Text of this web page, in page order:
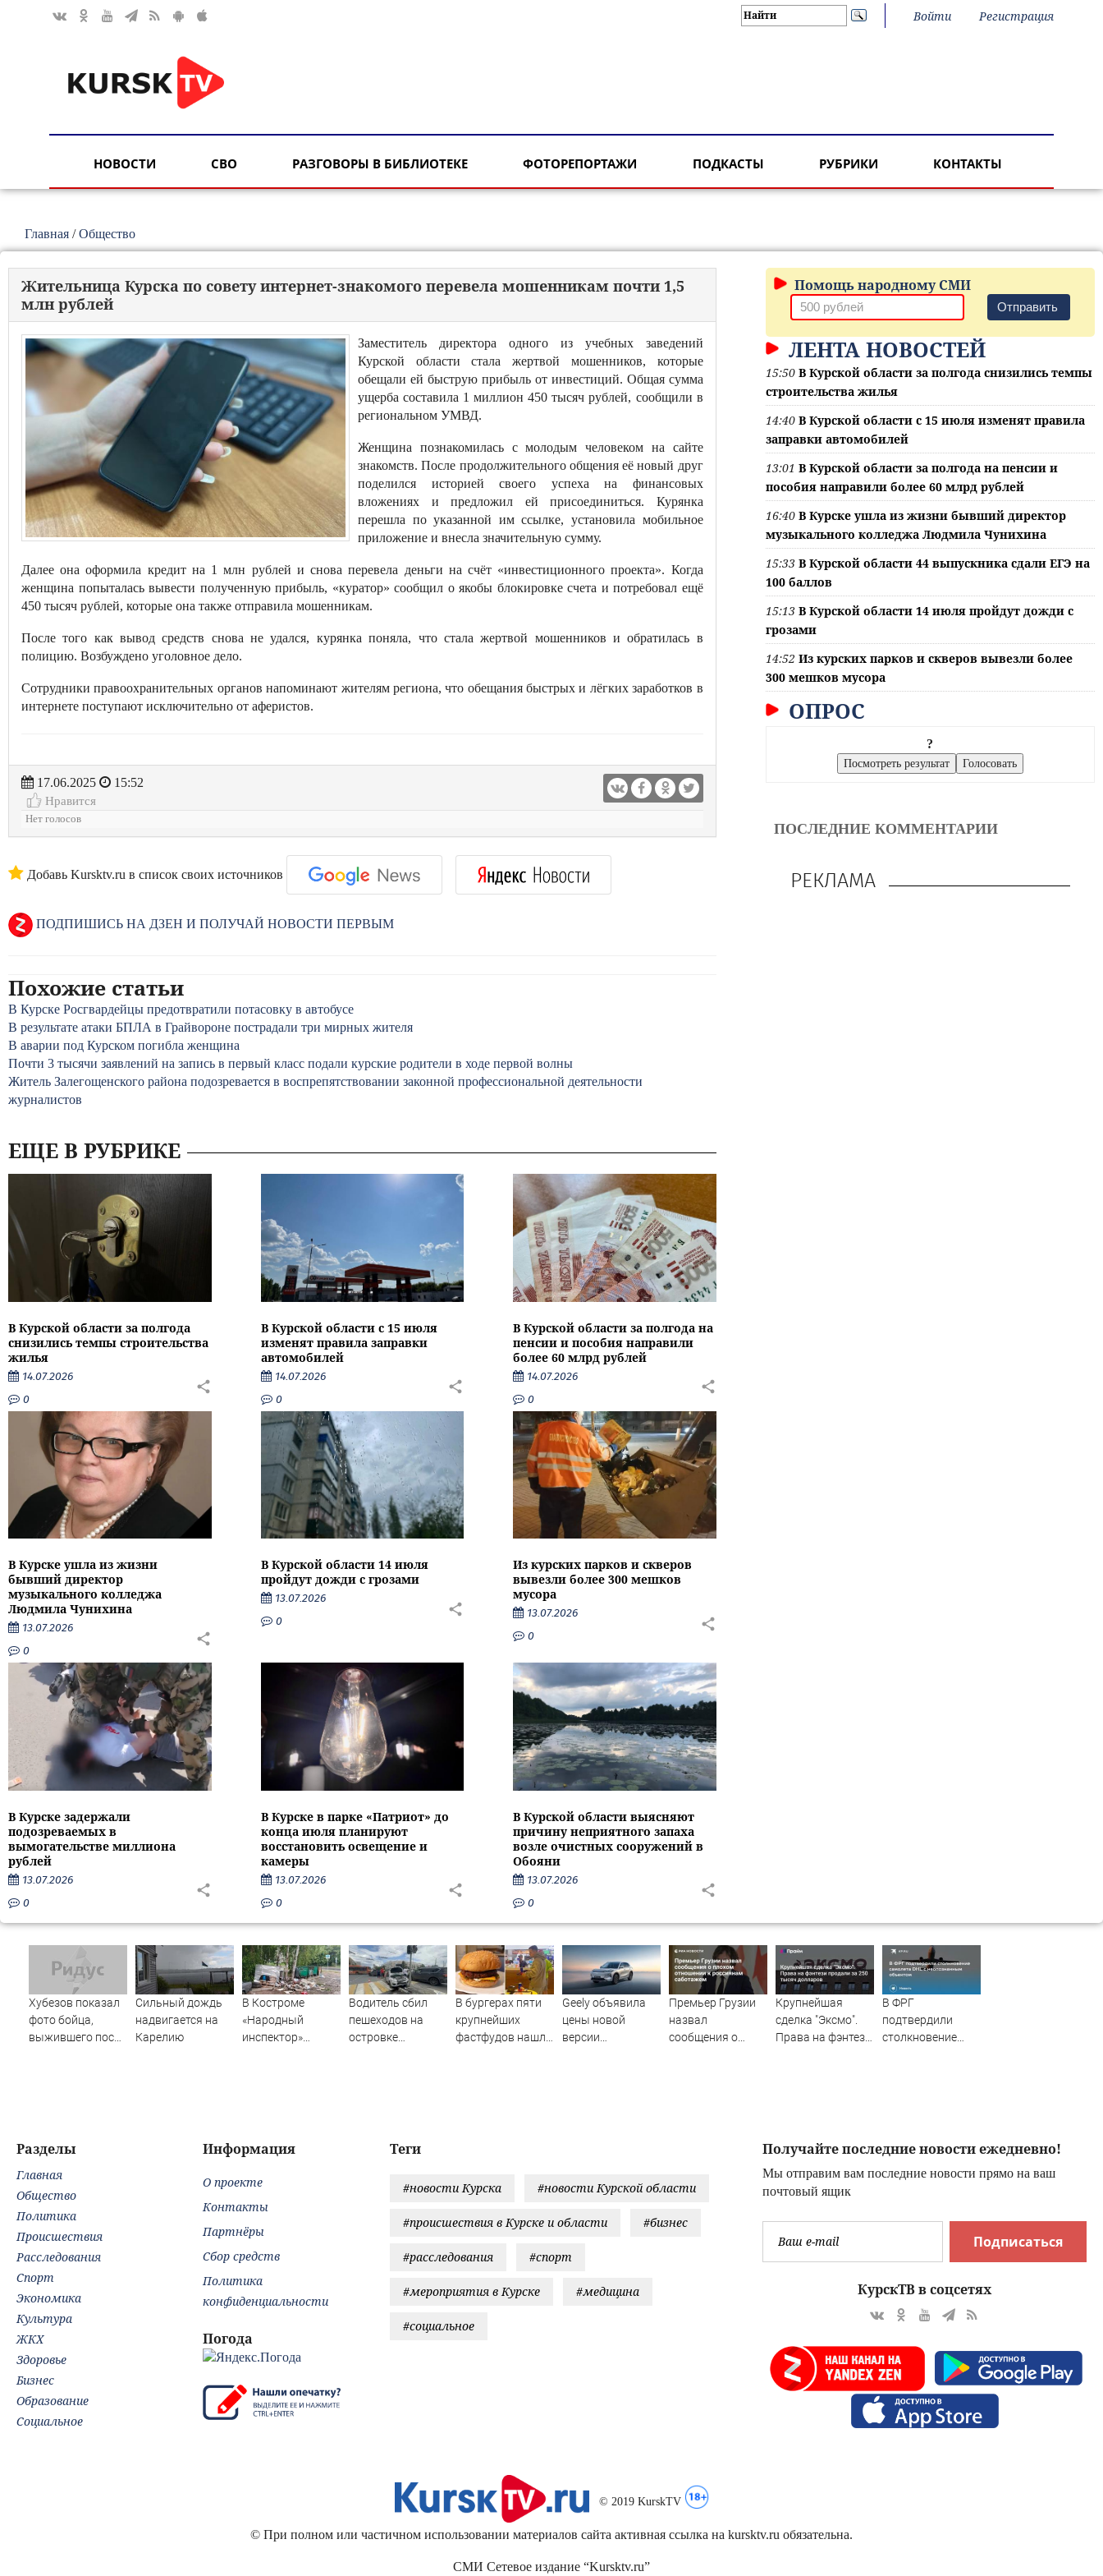
Войти Регистрация
НОВОСТИ СВО РАЗГОВОРЫ В БИБЛИОТЕКЕ ФОТОРЕПОРТАЖИ ПОДКАСТЫ РУБРИКИ КОНТАКТЫ
Главная /Общество
Жительница Курска по совету интернет-знакомого перевела мошенникам почти 1,5
млн рублей
Заместитель директора одного из учебных заведений
Курской области стала жертвой мошенников, которые
обещали ей быструю прибыль от инвестиций. Общая сумма
ущерба составила 1 миллион 450 тысяч рублей, сообщили в
региональном УМВД.
Женщина познакомилась с молодым человеком на сайте
знакомств. После продолжительного общения её новый друг
поделился историей своего успеха на финансовых
вложениях и предложил ей присоединиться. Курянка
перешла по указанной им ссылке, установила мобильное
приложение и внесла значительную сумму.
Далее она оформила кредит на 1 млн рублей и снова перевела деньги на счёт «инвестиционного проекта». Когда
женщина попыталась вывести полученную прибыль, «куратор» сообщил о якобы блокировке счета и потребовал ещё
450 тысяч рублей, которые она также отправила мошенникам.
После того как вывод средств снова не удался, курянка поняла, что стала жертвой мошенников и обратилась в
полицию. Возбуждено уголовное дело.
Сотрудники правоохранительных органов напоминают жителям региона, что обещания быстрых и лёгких заработков в
интернете поступают исключительно от аферистов.
17.06.2025
15:52
Нравится
Нет голосов
Добавь Kursktv.ru в список своих источников
ПОДПИШИСЬ НА ДЗЕН И ПОЛУЧАЙ НОВОСТИ ПЕРВЫМ
Похожие статьи
В Курске Росгвардейцы предотвратили потасовку в автобусе
В результате атаки БПЛА в Грайвороне пострадали три мирных жителя
В аварии под Курском погибла женщина
Почти 3 тысячи заявлений на запись в первый класс подали курские родители в ходе первой волны
Житель Залегощенского района подозревается в воспрепятствовании законной профессиональной деятельности
журналистов
ЕЩЕ В РУБРИКЕ
В Курской области за полгода
снизились темпы строительства
жилья
14.07.2026
0
В Курской области с 15 июля
изменят правила заправки
автомобилей
14.07.2026
0
В Курской области за полгода на
пенсии и пособия направили
более 60 млрд рублей
14.07.2026
0
В Курске ушла из жизни
бывший директор
музыкального колледжа
Людмила Чунихина
13.07.2026
0
В Курской области 14 июля
пройдут дожди с грозами
13.07.2026
0
Из курских парков и скверов
вывезли более 300 мешков
мусора
13.07.2026
0
В Курске задержали
подозреваемых в
вымогательстве миллиона
рублей
13.07.2026
0
В Курске в парке «Патриот» до
конца июля планируют
восстановить освещение и
камеры
13.07.2026
0
В Курской области выясняют
причину неприятного запаха
возле очистных сооружений в
Обояни
13.07.2026
0
Помощь народному СМИ
Отправить
ЛЕНТА НОВОСТЕЙ
15:50 В Курской области за полгода снизились темпы
строительства жилья
14:40 В Курской области с 15 июля изменят правила
заправки автомобилей
13:01 В Курской области за полгода на пенсии и
пособия направили более 60 млрд рублей
16:40 В Курске ушла из жизни бывший директор
музыкального колледжа Людмила Чунихина
15:33 В Курской области 44 выпускника сдали ЕГЭ на
100 баллов
15:13 В Курской области 14 июля пройдут дожди с
грозами
14:52 Из курских парков и скверов вывезли более
300 мешков мусора
ОПРОС
?
ПОСЛЕДНИЕ КОММЕНТАРИИ
РЕКЛАМА
Хубезов показал
фото бойца,
выжившего после
Сильный дождь
надвигается на
Карелию
В Костроме
«Народный
инспектор»
Водитель сбил
пешеходов на
островке
В бургерах пяти
крупнейших
фастфудов нашли
Geely объявила
цены новой
версии
Премьер Грузии
назвал
сообщения о
Крупнейшая
сделка "Эксмо".
Права на фэнтези
В ФРГ
подтвердили
столкновение
Получайте последние новости ежедневно!
Мы отправим вам последние новости прямо на ваш
почтовый ящик
Подписаться
КурскТВ в соцсетях
Теги
#новости Курска #новости Курской области
#происшествия в Курске и области #бизнес
#расследования #спорт
#мероприятия в Курске #медицина
#социальное
Разделы
Главная
Общество
Политика
Происшествия
Расследования
Спорт
Экономика
Культура
ЖКХ
Здоровье
Бизнес
Образование
Социальное
Информация
О проекте
Контакты
Партнёры
Сбор средств
Политика
конфиденциальности
Погода
© 2019 KurskTV
© При полном или частичном использовании материалов сайта активная ссылка на kursktv.ru обязательна.
СМИ Сетевое издание “Kursktv.ru”